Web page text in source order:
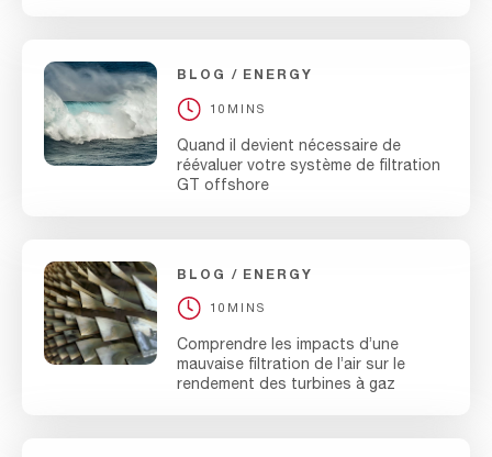
BLOG ENERGY
10MINS
Quand il devient nécessaire de
réévaluer votre système de filtration
GT offshore
BLOG ENERGY
10MINS
Comprendre les impacts d’une
mauvaise filtration de l’air sur le
rendement des turbines à gaz